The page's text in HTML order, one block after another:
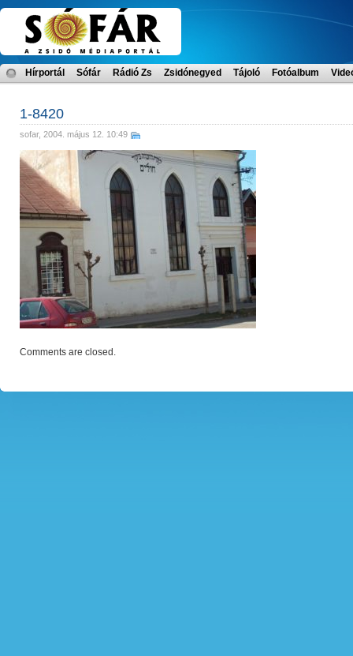
Hírportál Sófár Rádió Zs Zsidónegyed Tájoló Fotóalbum
1-8420
sofar, 2004. május 12. 10:49
Comments are closed.